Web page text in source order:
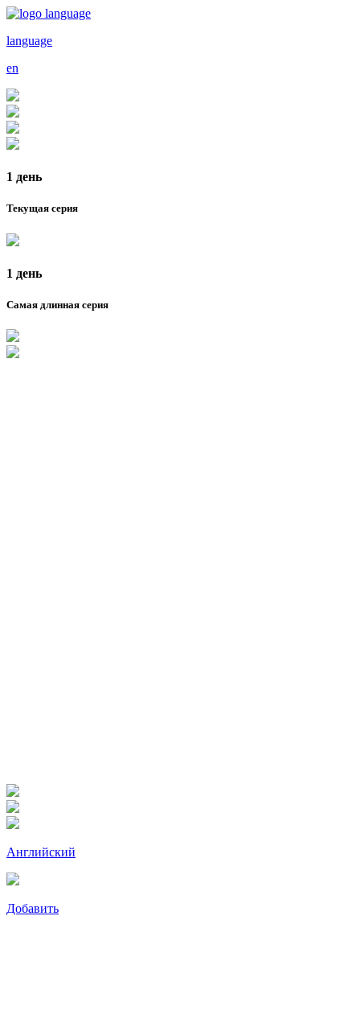
language
en
1 день
Текущая серия
1 день
Самая длинная серия
Английский
Добавить